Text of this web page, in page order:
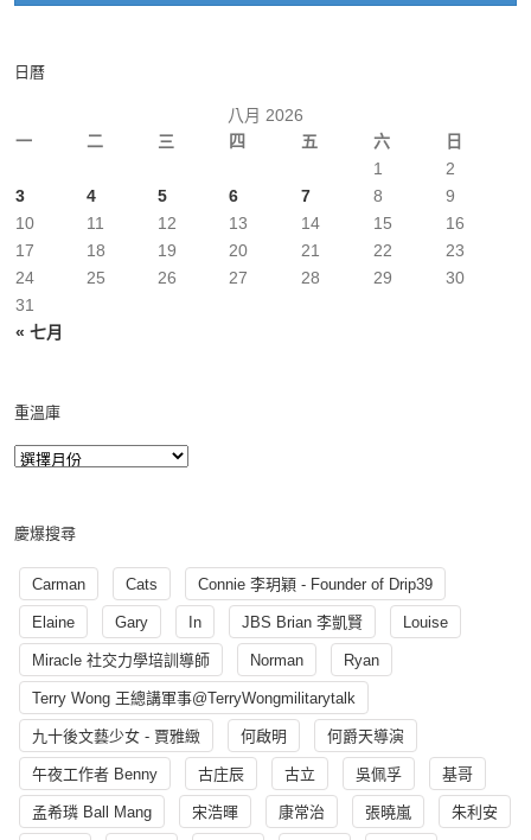
日曆
八月 2026
一
二 三 四 五 六 日
« 七月
1
2
3
4 5 6 7 8
9
10
11 12 13 14 15
16
17
18 19 20 21 22
23
24
25 26 27 28 29
30
31
重溫庫
慶爆搜尋
Carman Cats Connie 李玥穎 - Founder of Drip39
Elaine Gary In JBS Brian 李凱賢 Louise
Miracle 社交力學培訓導師 Norman Ryan
Terry Wong 王總講軍事@TerryWongmilitarytalk
九十後文藝少女 - 賈雅緻 何啟明 何爵天導演
午夜工作者 Benny 古庄辰 古立 吳佩孚 基哥
孟希璘 Ball Mang 宋浩暉 康常治 張曉嵐 朱利安